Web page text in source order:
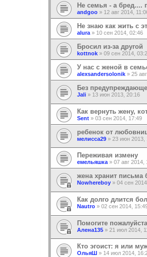
Не семья - а бред....
andgoo » 12 авг 2014,
Не знаю как жить с
alura » 10 сен 2014, 02:46
Бросил из-за другой
kottnok » 09 сен 2014,
У нас с женой в
alexsandersolonik » 25
Без
Jali » 13 июн 2013, 20:16
Как вернуть жену,
Sent » 03 сен 2014, 17:49
ребенок от
мелисса29 » 23 июн 2013,
Переживая измену
емельяшка » 07 авг 2014,
жена хранит письма
Nowhereboy » 04 сен
Как долго длится
Nautro » 02 сен 2014,
Помогите
Алена135 » 21 июл 2014,
Кто эгоист: я или
ОльяШ » 14 июл 2014,